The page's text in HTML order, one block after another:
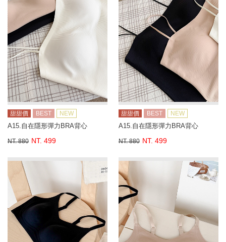
甜甜價 BEST NEW
A15.自在隱形彈力BRA背心
NT. 880 NT. 499
甜甜價 BEST NEW
A15.自在隱形彈力BRA背心
NT. 880 NT. 499